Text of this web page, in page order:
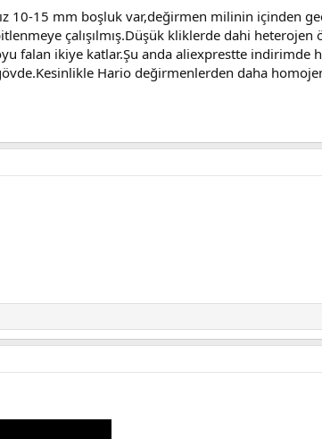
10-15 mm boşluk var,değirmen milinin içinden
çalışılmış.Düşük kliklerde dahi heterojen
falan ikiye katlar.Şu anda aliexprestte indirimde
Hario değirmenlerden daha